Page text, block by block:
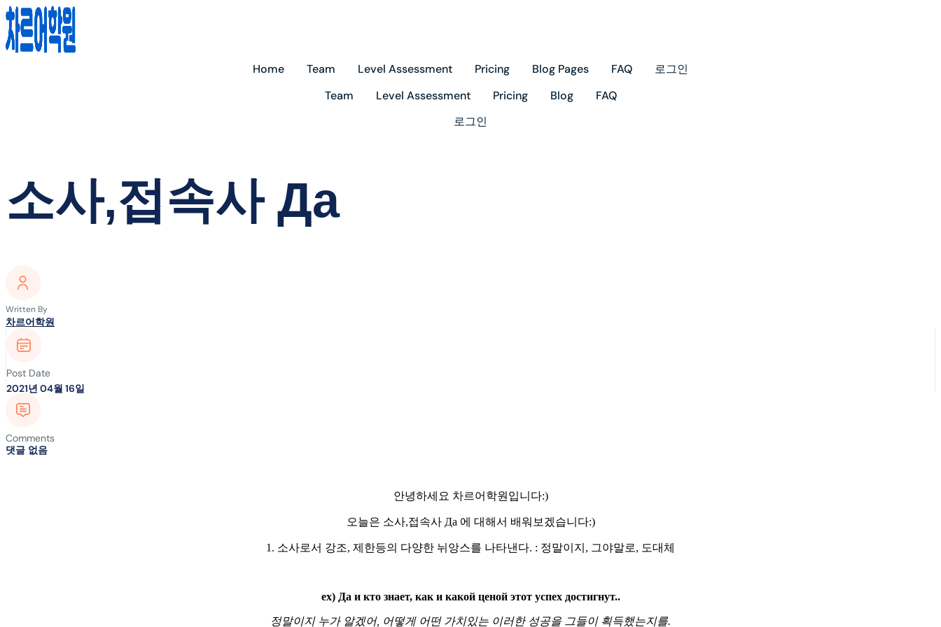
Home Team Level Assessment Pricing Blog Pages FAQ
로그인
Team
Level Assessment Pricing Blog
FAQ
로그인
소사,접속사 Да
Written By
차르어학원
Post Date
2021년 04월 16일
Comments
댓글 없음
안녕하세요 차르어학원입니다:)
오늘은 소사,접속사 Да 에 대해서 배워보겠습니다:)
1. 소사로서 강조, 제한등의 다양한 뉘앙스를 나타낸다. : 정말이지, 그야말로, 도대체
ex) Да и кто знает, как и какой ценой этот успех достигнут..
정말이지 누가 알겠어, 어떻게 어떤 가치있는 이러한 성공을 그들이 획득했는지를.